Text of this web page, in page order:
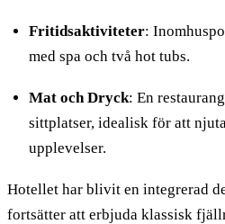
Fritidsaktiviteter:
med spa och två hot tubs.
Mat och Dryck: En
sittplatser, idealisk för att
upplevelser.
Hotellet har blivit en integrerad
fortsätter att erbjuda klassisk